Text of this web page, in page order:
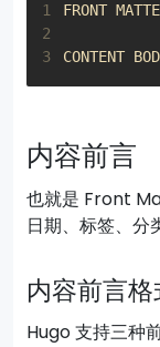
1
2
3
内容前言
也就是 Front
日期、标签、分
内容前言格
Hugo 支持三种